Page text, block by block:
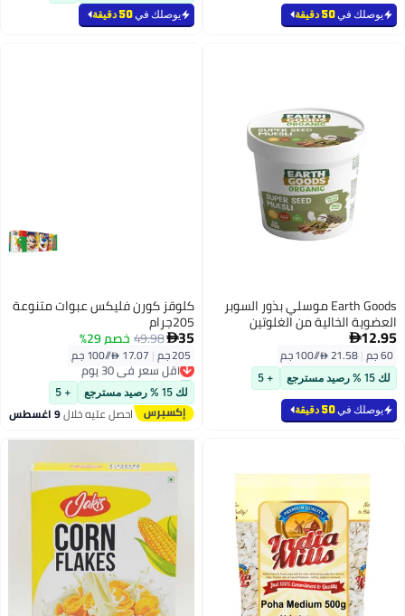
يوصلك في50 دقيقة يوصلك في50 دقيقة
Earth Goods موسلي بذور السوبر
العضوية الخالية من الغلوتين
12.95
60 جم |21.58 /⁨/100 جم⁩
لك 15 % رصيد مسترجع + 5
يوصلك في50 دقيقة
كلوقز كورن فليكس عبوات متنوعة
205جرام
35
49.98خصم 29%
205 جم |
أقل سعر في 30 يوم
توصيل مجاني
أقل سعر في 30 يوملك 15 % رصيد مسترجع + 5
احصل عليه خلال9 اغسطس